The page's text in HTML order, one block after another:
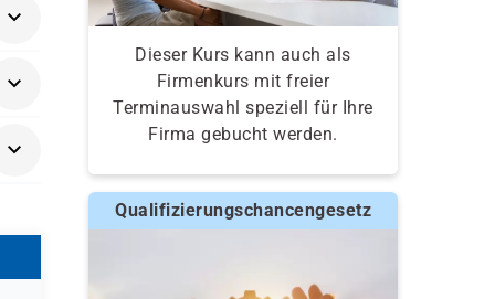
Dieser Kurs kann auch als
Firmenkurs mit freier
Terminauswahl speziell für Ihre
Firma gebucht werden.
Qualifizierungschancengesetz